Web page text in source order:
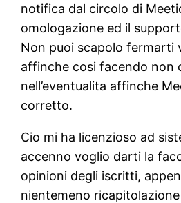
notifica dal circolo di
omologazione ed il
Non puoi scapolo fermarti
affinche cosi facendo non
nell’eventualita affinche
corretto.
Cio mi ha licenzioso ad
accenno voglio darti la
opinioni degli iscritti,
nientemeno